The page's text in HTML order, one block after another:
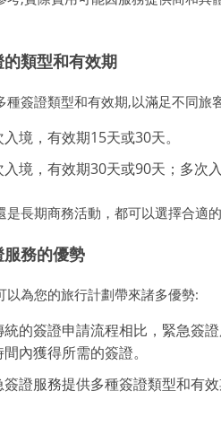
的類型和有效期
種簽證類型和有效期,以滿足不同旅
境，有效期15天或30天。
境，有效期30天或90天；多次
長期商務活動，都可以選擇合適
服務的優勢
以為您的旅行計劃帶來諸多優勢:
的簽證申請流程相比，緊急簽
內獲得所需的簽證。
證服務提供多種簽證類型和有